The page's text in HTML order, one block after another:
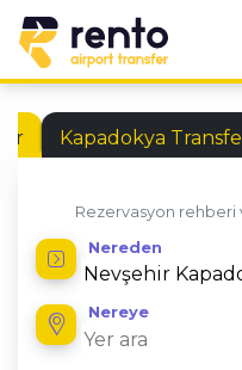
Kapadokya
Rezervasyon rehberi
Nereden
Nereye